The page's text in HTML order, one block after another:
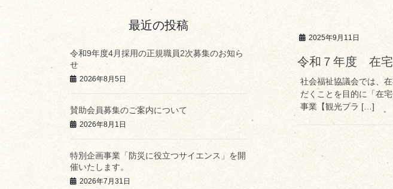
2025年9月11日
令和７年度 在
社会福祉協議会では、
だくことを目的に「在
事業【観光プラ […]
最近の投稿
令和9年度4月採用の正規職員2次募集のお知ら
せ
2026年8月5日
賛助会員募集のご案内について
2026年8月1日
特別企画事業「防災に役立つサイエンス」を開
催いたします。
2026年7月31日